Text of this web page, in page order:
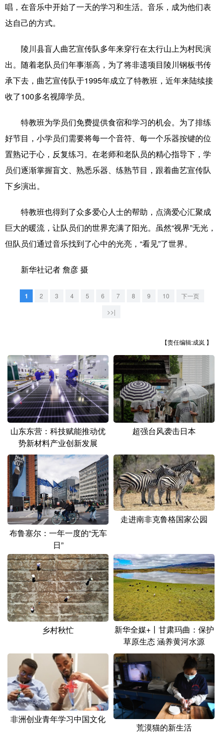
北京 天津 河北 山西
辽宁
浙江 安徽 福建 江西
山东 河南 湖北 湖南
新疆 内蒙古 黑龙江
多语种频道
English Español Français عربى
Русский язык 日本語 한국어
唱，在音乐中开始了一天的学习和生活。音乐，成为他们表
达自己的方式。
陵川县盲人曲艺宣传队多年来穿行在太行山上为村民演
出。随着老队员们年事渐高，为了将非遗项目陵川钢板书传
承下去，曲艺宣传队于1995年成立了特教班，近年来陆续接
收了100多名视障学员。
特教班为学员们免费提供食宿和学习的机会。为了排练
好节目，小学员们需要将每一个音符、每一个乐器按键的位
置熟记于心，反复练习。在老师和老队员的精心指导下，学
员们逐渐掌握盲文、熟悉乐器、练熟节目，跟着曲艺宣传队
下乡演出。
特教班也得到了众多爱心人士的帮助，点滴爱心汇聚成
巨大的暖流，让队员们的世界充满了阳光。虽然“视界”无光，
但队员们通过音乐找到了心中的光亮，“看见”了世界。
新华社记者 詹彦 摄
1 2 3 4 5 6 7 8 9 10
下一页
>>|
【责任编辑:成岚 】
山东东营：科技赋能推动优
势新材料产业创新发展
超强台风袭击日本
布鲁塞尔：一年一度的“无车
日”
走进南非克鲁格国家公园
乡村秋忙
新华全媒+丨甘肃玛曲：保护
草原生态 涵养黄河水源
非洲创业青年学习中国文化
荒漠猫的新生活